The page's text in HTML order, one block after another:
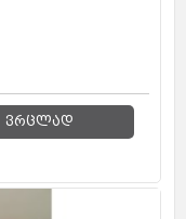
ვრცლად